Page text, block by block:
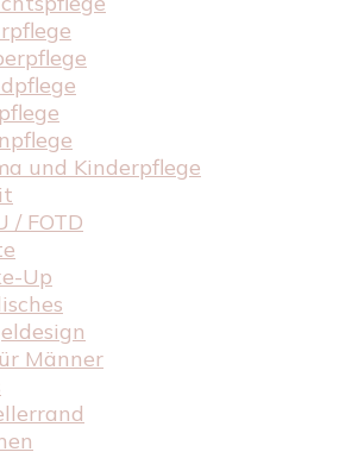
und Kinderpflege
/ FOTD
Up
Männer